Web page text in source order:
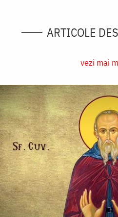
ARTICOLE
vezi mai